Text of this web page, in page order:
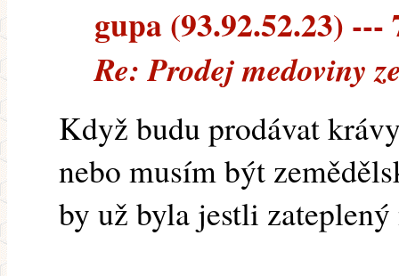
gupa (93.92.52.23) ---
Re: Prodej medoviny
Když budu prodávat
nebo musím být
by už byla jestli